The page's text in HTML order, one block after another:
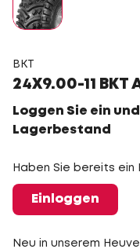
BKT
24X9.00-11 BKT
Loggen Sie ein
Lagerbestand
Haben Sie bereits ein
Einloggen
Neu in unserem